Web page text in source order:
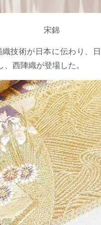
宋錦
技術が日本に伝わり、
西陣織が登場した。